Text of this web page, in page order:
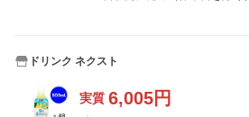
ドリンク ネクスト
実質 6,005円